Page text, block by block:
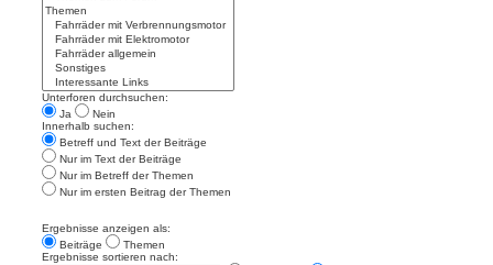
Unterforen durchsuchen:
Ja
Nein
Innerhalb suchen:
Betreff und Text der Beiträge
Nur im Text der Beiträge
Nur im Betreff der Themen
Nur im ersten Beitrag der Themen
Ergebnisse anzeigen als:
Beiträge
Themen
Ergebnisse sortieren nach: